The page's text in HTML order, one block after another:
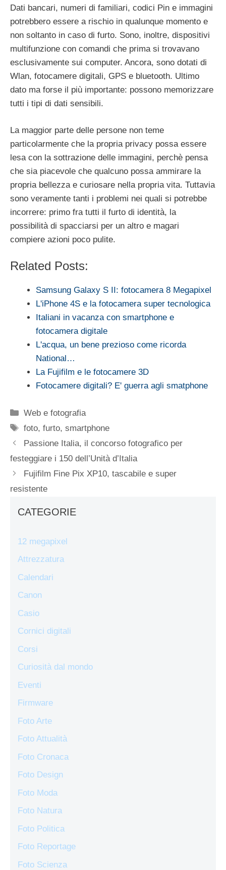
Dati bancari, numeri di familiari, codici Pin e immagini
potrebbero essere a rischio in qualunque momento e
non soltanto in caso di furto. Sono, inoltre, dispositivi
multifunzione con comandi che prima si trovavano
esclusivamente sui computer. Ancora, sono dotati di
Wlan, fotocamere digitali, GPS e bluetooth. Ultimo
dato ma forse il più importante: possono memorizzare
tutti i tipi di dati sensibili.
La maggior parte delle persone non teme
particolarmente che la propria privacy possa essere
lesa con la sottrazione delle immagini, perchè pensa
che sia piacevole che qualcuno possa ammirare la
propria bellezza e curiosare nella propria vita. Tuttavia
sono veramente tanti i problemi nei quali si potrebbe
incorrere: primo fra tutti il furto di identità, la
possibilità di spacciarsi per un altro e magari
compiere azioni poco pulite.
Related Posts:
Samsung Galaxy S II: fotocamera 8 Megapixel
L'iPhone 4S e la fotocamera super tecnologica
Italiani in vacanza con smartphone e
fotocamera digitale
L'acqua, un bene prezioso come ricorda
National…
La Fujifilm e le fotocamere 3D
Fotocamere digitali? E' guerra agli smatphone
Categorie
Web e fotografia
Tag
foto,furto,smartphone
Passione Italia, il concorso fotografico per
festeggiare i 150 dell’Unità d’Italia
Fujifilm Fine Pix XP10, tascabile e super
resistente
CATEGORIE
12 megapixel
Attrezzatura
Calendari
Canon
Casio
Cornici digitali
Corsi
Curiosità dal mondo
Eventi
Firmware
Foto Arte
Foto Attualità
Foto Cronaca
Foto Design
Foto Moda
Foto Natura
Foto Politica
Foto Reportage
Foto Scienza